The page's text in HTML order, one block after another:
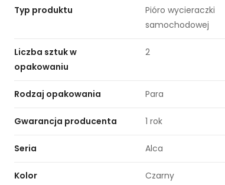
Typ produktu
Pióro wycieraczki
samochodowej
Liczba sztuk w
opakowaniu
2
Rodzaj opakowania Para
Gwarancja producenta 1 rok​
Seria Alca
Kolor Czarny